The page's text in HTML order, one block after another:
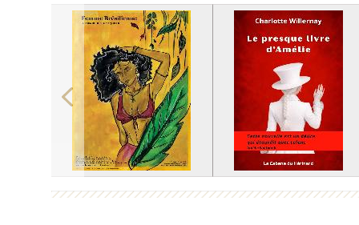
Previous